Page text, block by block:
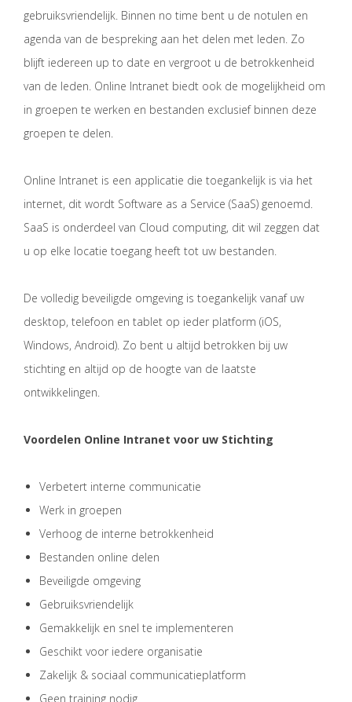
gebruiksvriendelijk. Binnen no time bent u de notulen en
agenda van de bespreking aan het delen met leden. Zo
blijft iedereen up to date en vergroot u de betrokkenheid
van de leden. Online Intranet biedt ook de mogelijkheid om
in groepen te werken en bestanden exclusief binnen deze
groepen te delen.
Online Intranet is een applicatie die toegankelijk is via het
internet, dit wordt Software as a Service (SaaS) genoemd.
SaaS is onderdeel van Cloud computing, dit wil zeggen dat
u op elke locatie toegang heeft tot uw bestanden.
De volledig beveiligde omgeving is toegankelijk vanaf uw
desktop, telefoon en tablet op ieder platform (iOS,
Windows, Android). Zo bent u altijd betrokken bij uw
stichting en altijd op de hoogte van de laatste
ontwikkelingen.
Voordelen Online Intranet voor uw Stichting
Verbetert interne communicatie
Werk in groepen
Verhoog de interne betrokkenheid
Bestanden online delen
Beveiligde omgeving
Gebruiksvriendelijk
Gemakkelijk en snel te implementeren
Geschikt voor iedere organisatie
Zakelijk & sociaal communicatieplatform
Geen training nodig